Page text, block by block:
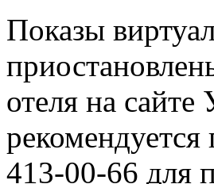
Показы
отеля на
413-00-66 для